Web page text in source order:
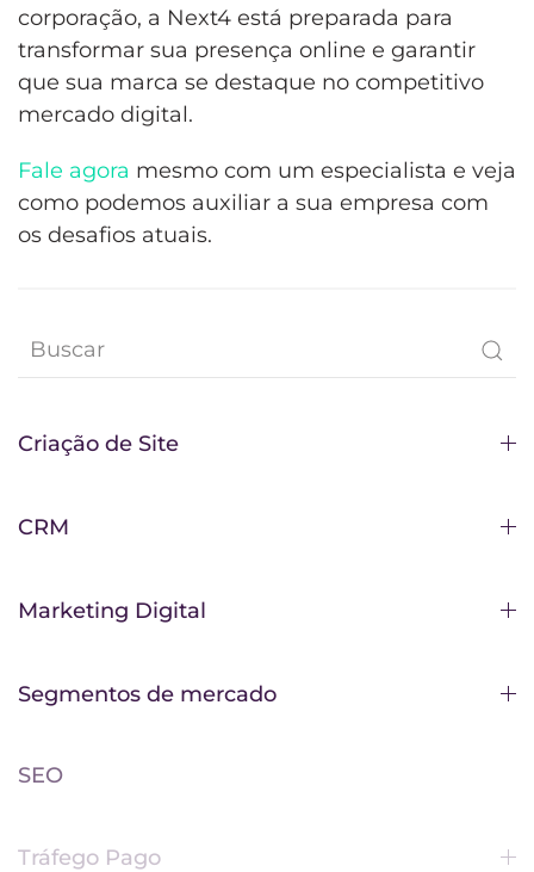
corporação, a Next4 está preparada para
transformar sua presença online e garantir
que sua marca se destaque no competitivo
mercado digital.
Fale agora mesmo com um especialista e veja
como podemos auxiliar a sua empresa com
os desafios atuais.
Criação de Site
CRM
Marketing Digital
Segmentos de mercado
SEO
Tráfego Pago